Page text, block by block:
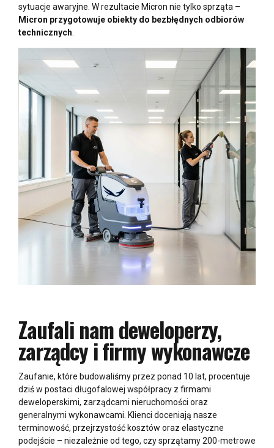
sytuacje awaryjne. W rezultacie Micron nie tylko sprząta –
Micron przygotowuje obiekty do bezbłędnych odbiorów
technicznych
Zaufali nam deweloperzy,
zarządcy i firmy wykonawcze
Zaufanie, które budowaliśmy przez ponad 10 lat, procentuje
dziś w postaci długofalowej współpracy z firmami
deweloperskimi, zarządcami nieruchomości oraz
generalnymi wykonawcami. Klienci doceniają nasze
terminowość, przejrzystość kosztów oraz elastyczne
podejście – niezależnie od tego, czy sprzątamy 200-metrowe